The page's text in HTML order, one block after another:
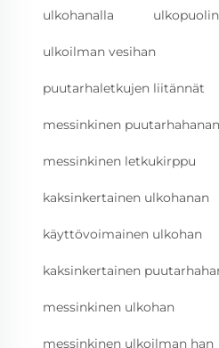
ulkohanalla
ulkoilman vesihan
puutarhaletkujen liitännät
messinkinen
messinkinen letkukirppu
kaksinkertainen ulkohanan
käyttövoimainen ulkohan
kaksinkertainen
messinkinen ulkohan
messinkinen ulkoilman han